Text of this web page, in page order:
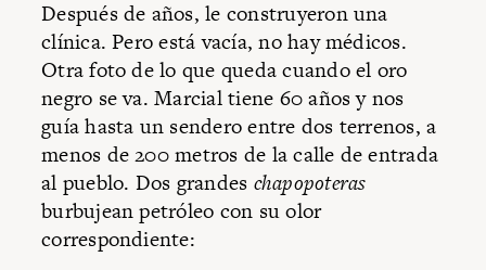
Después de años, le construyeron una
clínica. Pero está vacía, no hay médicos.
Otra foto de lo que queda cuando el oro
negro se va. Marcial tiene 60 años y nos
guía hasta un sendero entre dos terrenos, a
menos de 200 metros de la calle de entrada
al pueblo. Dos grandes chapopoteras
burbujean petróleo con su olor
correspondiente: